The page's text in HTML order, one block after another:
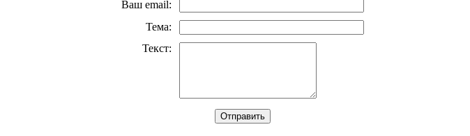
Ваш email:
Тема:
Текст: